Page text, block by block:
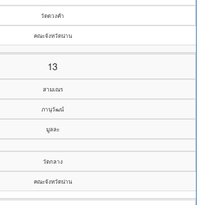
วัดดวงคำ
คณะจังหวัดน่าน
13
สามเณร
ภานุวัฒน์
มูลละ
วัดกลาง
คณะจังหวัดน่าน